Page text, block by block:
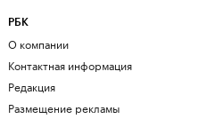
РБК
О компании
Контактная информация
Редакция
Размещение рекламы